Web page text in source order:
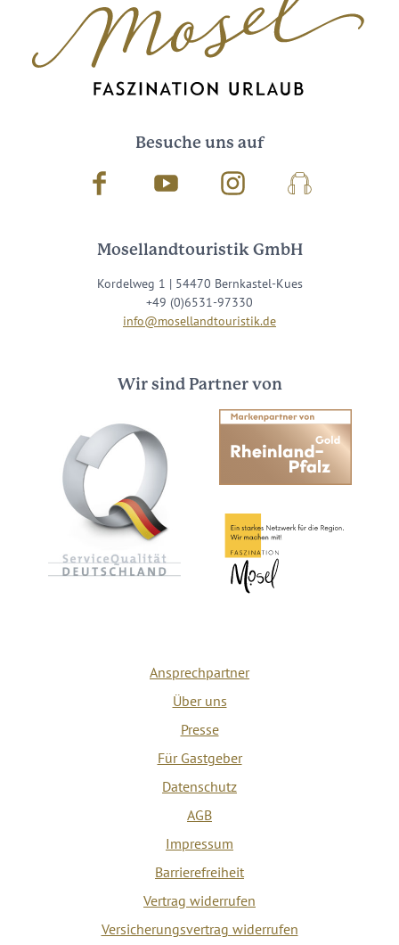
Besuche uns auf
Facebook Youtube InstagramPodcast
Mosellandtouristik GmbH
Kordelweg 1 | 54470 Bernkastel-Kues
+49 (0)6531-97330
info@mosellandtouristik.de
Wir sind Partner von
Ansprechpartner
Über uns
Presse
Für Gastgeber
Datenschutz
AGB
Impressum
Barrierefreiheit
Vertrag widerrufen
Versicherungsvertrag widerrufen